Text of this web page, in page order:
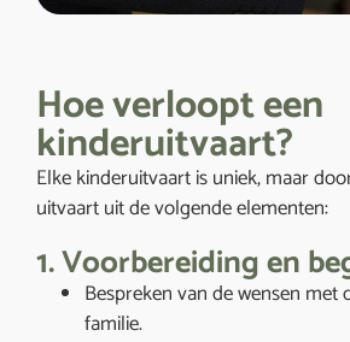
Hoe verloopt een
kinderuitvaart?
Elke kinderuitvaart is uniek, maar
uitvaart uit de volgende elementen:
1. Voorbereiding en
Bespreken van de wensen met
familie.